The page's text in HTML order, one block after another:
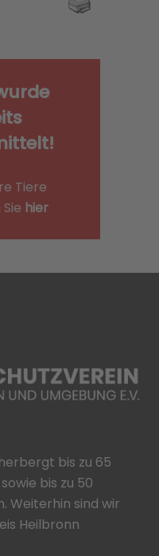
Tiere
hier
bis zu 65
bis zu 50
Weiterhin sind wir
Heilbronn